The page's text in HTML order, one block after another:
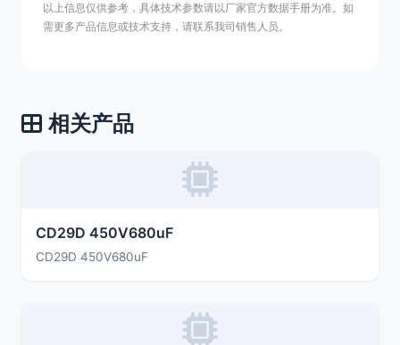
以上信息仅供参考，具体技术参数请以厂家官方数据手册为准。如
需更多产品信息或技术支持，请联系我司销售人员。
相关产品
CD29D 450V680uF
CD29D 450V680uF